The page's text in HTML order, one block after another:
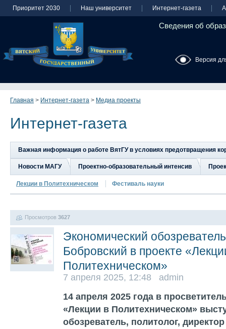
Приоритет 2030 Наш университет Интернет-газета
Сведения об
Версия
Главная > Интернет-газета > Медиа проекты
Интернет-газета
Важная информация о работе ВятГУ в условиях предотвращения
Новости МАГУ Проектно-образовательный интенсив
Лекции в Политехническом Фестиваль науки
Просмотров 3627
Экономический
Бобровский в проекте
Политехническом»
7 апреля 2025, 12:48 admin
14 апреля 2025 года в
«Лекции в Политехническом»
обозреватель, политолог,